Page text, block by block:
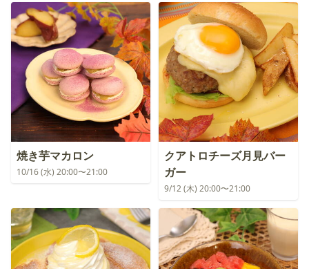
焼き芋マカロン
10/16 (水) 20:00〜21:00
クアトロチーズ月見バー
ガー
9/12 (木) 20:00〜21:00